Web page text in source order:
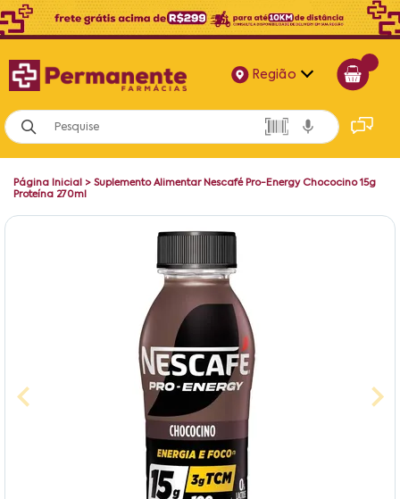
Região
Alagoas
Bahia
Página Inicial > Suplemento Alimentar Nescafé Pro-Energy Chococino 15g
Proteína 270ml